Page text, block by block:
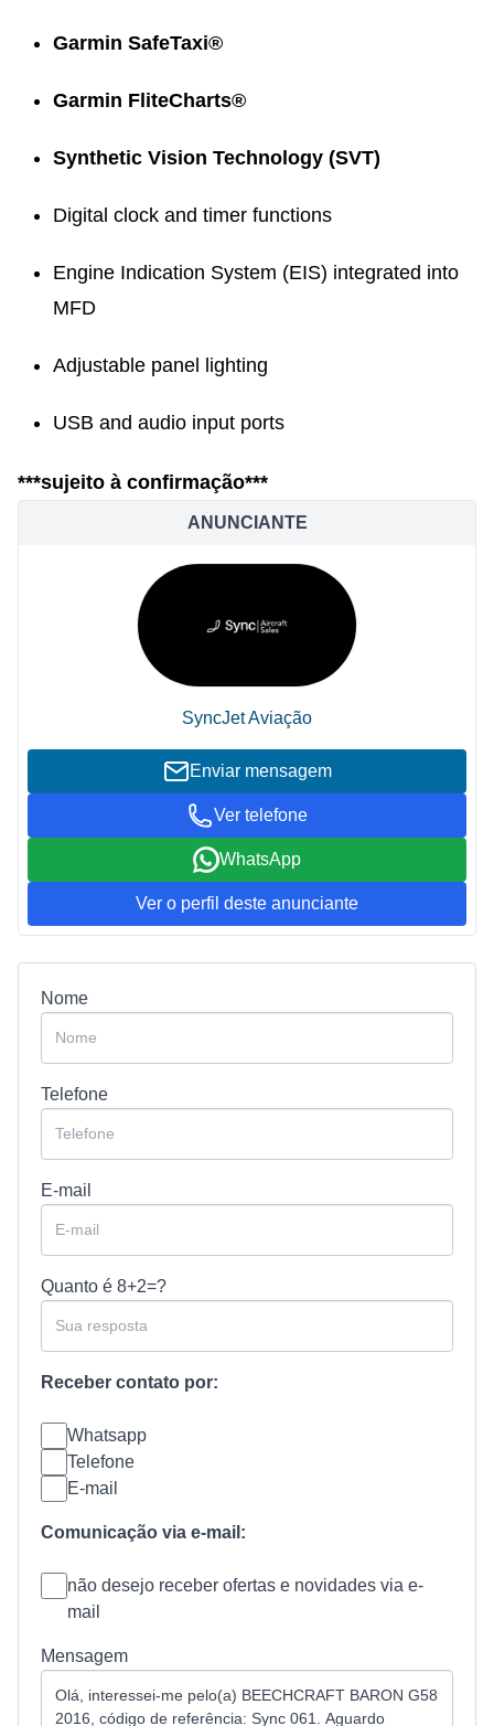
Garmin SafeTaxi®
Garmin FliteCharts®
Synthetic Vision Technology (SVT)
Digital clock and timer functions
Engine Indication System (EIS) integrated into
MFD
Adjustable panel lighting
USB and audio input ports
***sujeito à confirmação***
ANUNCIANTE
SyncJet Aviação
Enviar mensagem
Ver telefone
WhatsApp
Ver o perfil deste anunciante
Nome
Telefone
E-mail
Quanto é 8+2=?
Receber contato por:
Whatsapp
Telefone
E-mail
Comunicação via e-mail:
não desejo receber ofertas e novidades via e-
mail
Mensagem